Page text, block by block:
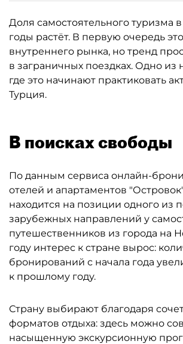
Доля самостоятельного туризма
годы растёт. В первую очередь
внутреннего рынка, но тренд
в заграничных поездках. Одно из
где это начинают практиковать
Турция.
В поисках свободы
По данным сервиса онлайн-
отелей и апартаментов
находится на позиции одного из
зарубежных направлений у
путешественников из города на
году интерес к стране вырос:
бронирований с начала года
к прошлому году.
Страну выбирают благодаря
форматов отдыха: здесь можно
насыщенную экскурсионную